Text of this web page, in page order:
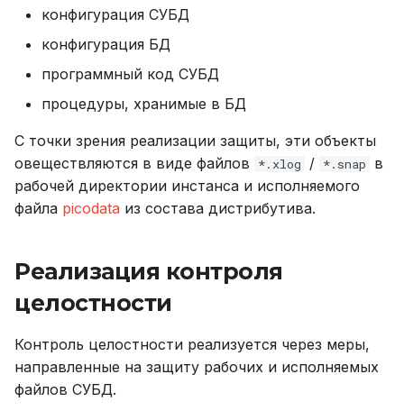
и
к
версионирования
Резервное копирование
Управление доступом
Аутентификация с
помощью LDAP/LDAPS
Включение протокола
SSL
аудита
Рекомендации по
Настройка Systemd
Параметризованные
запросы
Совместимость с ANSI
Тестовые таблицы
Переменные,
используемые в роли
Ansible
Справочник настроек
Ограничения
Описание системных
таблиц
Файберы, потоки и
многозадачность
Механизм плагинов
Внешний модуль аудита
Блокирование доступа
конфигурация СУБД
конфигурация БД
программный код СУБД
процедуры, хранимые в БД
С точки зрения реализации защиты, эти объекты
овеществляются в виде файлов
*.xlog / *.snap
в
рабочей директории инстанса и исполняемого
файла picodata из состава дистрибутива.
Реализация контроля
целостности
Контроль целостности реализуется через меры,
направленные на защиту рабочих и исполняемых
файлов СУБД.